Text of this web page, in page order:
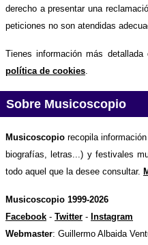
derecho a presentar una
peticiones no son atendidas
Tienes información más
política de cookies
Sobre Musicoscopio
Musicoscopio recopila
biografías, letras...) y festivales
todo aquel que la desee consultar.
Musicoscopio 1999-2026
Facebook - Twitter - Instagram
Webmaster: Guillermo Albaida